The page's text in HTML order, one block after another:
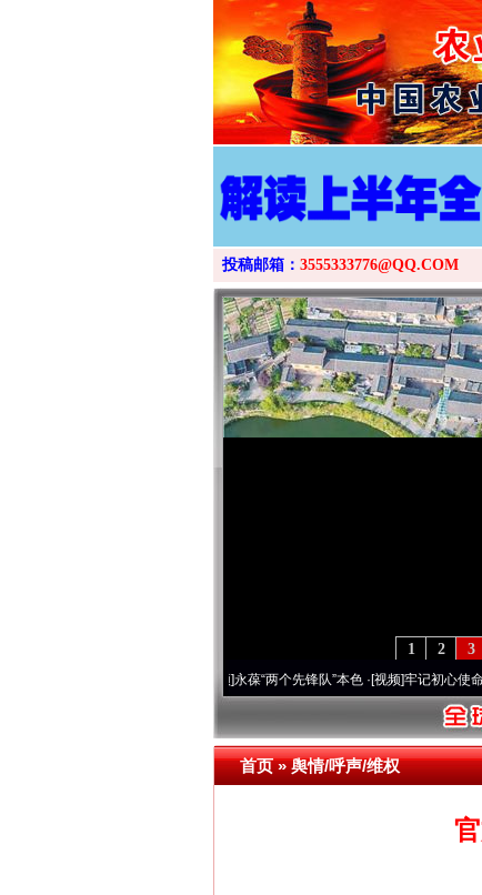
投稿邮箱： 3555333776@QQ.COM
3
2
1
永葆“两个先锋队”本色·[视频]牢记初心使命 奋进复
首页»舆情/呼声/维权